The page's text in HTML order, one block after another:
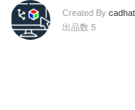
Created By cadhat
出品数 5